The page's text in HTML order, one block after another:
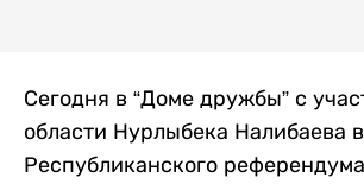
Сегодня в “Доме дружбы” с
области Нурлыбека Налибаева
Республиканского